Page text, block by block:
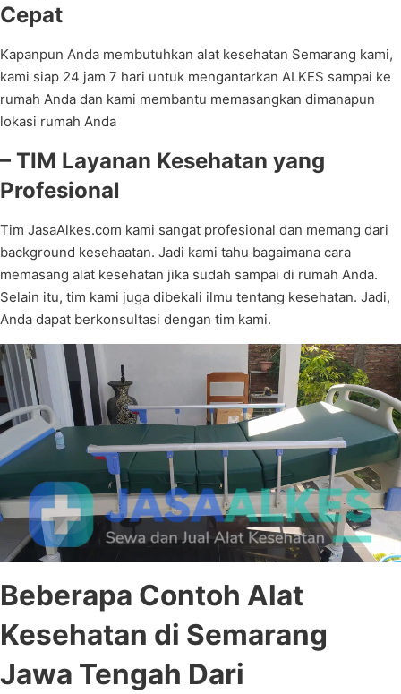
Cepat
Kapanpun Anda membutuhkan alat kesehatan Semarang kami,
kami siap 24 jam 7 hari untuk mengantarkan ALKES sampai ke
rumah Anda dan kami membantu memasangkan dimanapun
lokasi rumah Anda
– TIM Layanan Kesehatan yang
Profesional
Tim JasaAlkes.com kami sangat profesional dan memang dari
background kesehaatan. Jadi kami tahu bagaimana cara
memasang alat kesehatan jika sudah sampai di rumah Anda.
Selain itu, tim kami juga dibekali ilmu tentang kesehatan. Jadi,
Anda dapat berkonsultasi dengan tim kami.
Beberapa Contoh Alat
Kesehatan di Semarang
Jawa Tengah Dari